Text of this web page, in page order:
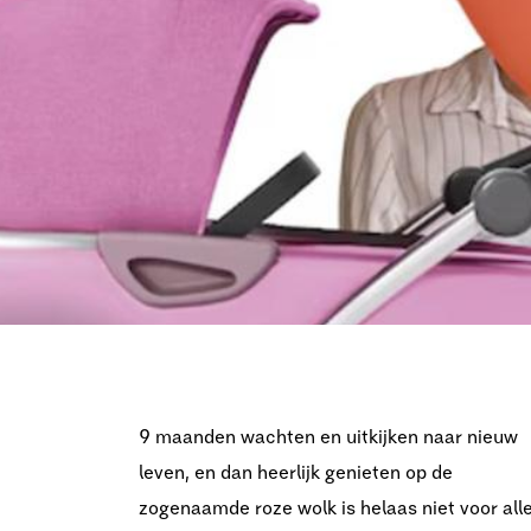
9 maanden wachten en uitkijken naar nieuw
leven, en dan heerlijk genieten op de
zogenaamde roze wolk is helaas niet voor